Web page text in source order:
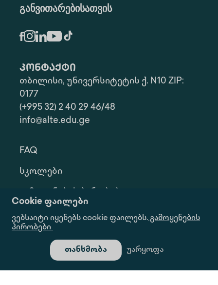
Cookie ფაილები
ვებსაიტი იყენებს cookie ფაილებს.გამოყენების
პირობები
უარყოფა
თანხმობა
განვითარებისათვის
კონტაქტი
თბილისი, უნივერსიტეტის ქ. N10 ZIP:
0177
(+995 32) 2 40 29 46/48
info@alte.edu.ge
FAQ
Სკოლები
Კონფ. Პოლიტიკა
Ინფორმაციის Მოთხოვნა
Გალერეა